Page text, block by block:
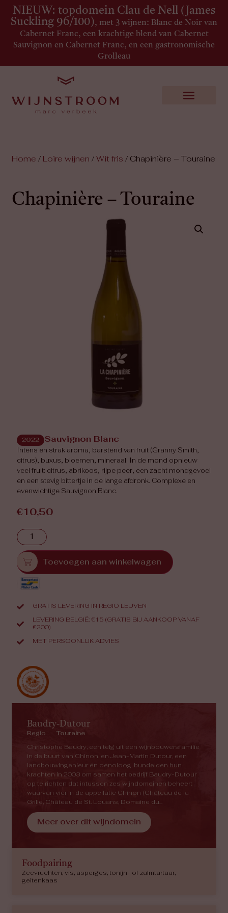
NIEUW: topdomein Clau de Nell (James
Suckling 96/100), met 3 wijnen: Blanc de Noir van
Cabernet Franc, een krachtige blend van Cabernet
Sauvignon en Cabernet Franc, en een gastronomische
Grolleau
Home / Loire wijnen /Wit fris / Chapinière – Touraine
Chapinière – Touraine
2022 Sauvignon Blanc
Intens en strak aroma, barstend van fruit (Granny Smith,
citrus), buxus, bloemen, mineraal. In de mond opnieuw
veel fruit: citrus, abrikoos, rijpe peer, een zacht mondgevoel
en een stevig bittertje in de lange afdronk. Complexe en
evenwichtige Sauvignon Blanc.
€10,50
Toevoegen aan winkelwagen
GRATIS LEVERING IN REGIO LEUVEN
LEVERING BELGIË: €15 (GRATIS BIJ AANKOOP VANAF
€200)
MET PERSOONLIJK ADVIES
Baudry-Dutour
Regio Touraine
Christophe Baudry, een telg uit een wijnbouwersfamilie
in de buurt van Chinon, en Jean-Martin Dutour, een
landbouwingenieur én oenoloog, bundelden hun
krachten in 2003 om samen het bedrijf Baudry-Dutour
op te richten dat intussen zes wijndomeinen beheert
waarvan vier in de appellatie Chinon (Château de la
Grille, Château de St. Louans, Domaine du...
Meer over dit wijndomein
Foodpairing
Zeevruchten, vis, asperges, tonijn- of zalmtartaar,
geitenkaas